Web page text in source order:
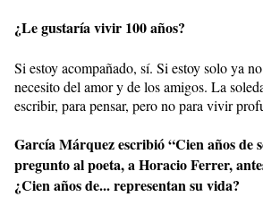
¿Le gustaría vivir 100 años?
Si estoy acompañado, sí. Si estoy solo ya
necesito del amor y de los amigos. La
escribir, para pensar, pero no para vivir
García Márquez escribió “Cien años de
pregunto al poeta, a Horacio Ferrer,
¿Cien años de... representan su vida?